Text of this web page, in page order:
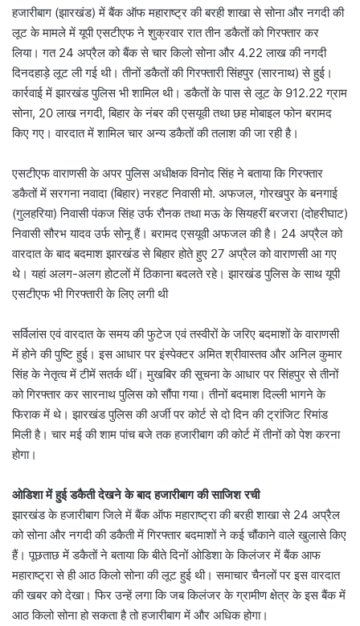
हजारीबाग (झारखंड) में बैंक ऑफ महाराष्ट्र की बरही शाखा से सोना और नगदी की
लूट के मामले में यूपी एसटीएफ ने शुक्रवार रात तीन डकैतों को गिरफ्तार कर
लिया। गत 24 अप्रैल को बैंक से चार किलो सोना और 4.22 लाख की नगदी
दिनदहाड़े लूट ली गई थी। तीनों डकैतों की गिरफ्तारी सिंहपुर (सारनाथ) से हुई।
कार्रवाई में झारखंड पुलिस भी शामिल थी। डकैतों के पास से लूट के 912.22 ग्राम
सोना, 20 लाख नगदी, बिहार के नंबर की एसयूवी तथा छह मोबाइल फोन बरामद
किए गए। वारदात में शामिल चार अन्य डकैतों की तलाश की जा रही है।
एसटीएफ वाराणसी के अपर पुलिस अधीक्षक विनोद सिंह ने बताया कि गिरफ्तार
डकैतों में सरगना नवादा (बिहार) नरहट निवासी मो. अफजल, गोरखपुर के बनगाई
(गुलहरिया) निवासी पंकज सिंह उर्फ रौनक तथा मऊ के सियहरीं बरजरा (दोहरीघाट)
निवासी सौरभ यादव उर्फ सोनू हैं। बरामद एसयूवी अफजल की है। 24 अप्रैल को
वारदात के बाद बदमाश झारखंड से बिहार होते हुए 27 अप्रैल को वाराणसी आ गए
थे। यहां अलग-अलग होटलों में ठिकाना बदलते रहे। झारखंड पुलिस के साथ यूपी
एसटीएफ भी गिरफ्तारी के लिए लगी थी
सर्विलांस एवं वारदात के समय की फुटेज एवं तस्वीरों के जरिए बदमाशों के वाराणसी
में होने की पुष्टि हुई। इस आधार पर इंस्पेक्टर अमित श्रीवास्तव और अनिल कुमार
सिंह के नेतृत्व में टीमें सतर्क थीं। मुखबिर की सूचना के आधार पर सिंहपुर से तीनों
को गिरफ्तार कर सारनाथ पुलिस को सौंपा गया। तीनों बदमाश दिल्ली भागने के
फिराक में थे। झारखंड पुलिस की अर्जी पर कोर्ट से दो दिन की ट्रांजिट रिमांड
मिली है। चार मई की शाम पांच बजे तक हजारीबाग की कोर्ट में तीनों को पेश करना
होगा।
ओडिशा में हुई डकैती देखने के बाद हजारीबाग की साजिश रची
झारखंड के हजारीबाग जिले में बैंक ऑफ महाराष्ट्रा की बरही शाखा से 24 अप्रैल
को सोना और नगदी की डकैती में गिरफ्तार बदमाशों ने कई चौंकाने वाले खुलासे किए
हैं। पूछताछ में डकैतों ने बताया कि बीते दिनों ओडिशा के किलंजर में बैंक आफ
महाराष्ट्रा से ही आठ किलो सोना की लूट हुई थी। समाचार चैनलों पर इस वारदात
की खबर को देखा। फिर उन्हें लगा कि जब किलंजर के ग्रामीण क्षेत्र के इस बैंक में
आठ किलो सोना हो सकता है तो हजारीबाग में और अधिक होगा।